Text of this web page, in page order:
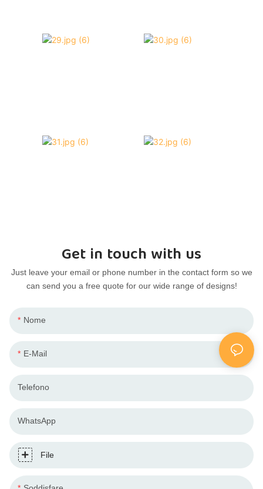
Get in touch with us
Just leave your email or phone number in the contact form so we
can send you a free quote for our wide range of designs!
Nome
E-Mail
Telefono
WhatsApp
File